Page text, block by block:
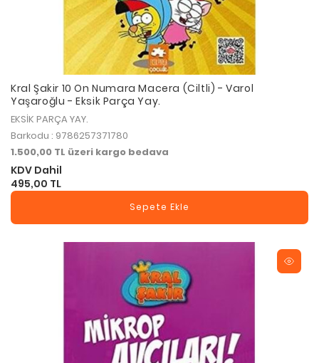
Kral Şakir 10 On Numara Macera (Ciltli) - Varol
Yaşaroğlu - Eksik Parça Yay.
EKSİK PARÇA YAY.
Barkodu : 9786257371780
1.500,00 TL üzeri kargo bedava
KDV Dahil
495,00 TL
Sepete Ekle